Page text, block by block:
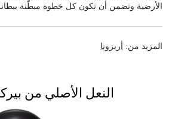
الأرضية وتضمن أن تكون كل خطوة مبطّنة
المزيد من: أريزونا
النعل الأصلي من